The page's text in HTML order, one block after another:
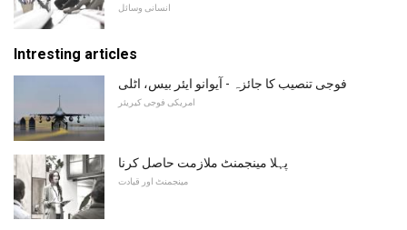
انسانی وسائل
Intresting articles
فوجی تنصیب کا جائزہ - آیوانو ایئر بیس، اٹلی
امریکی فوجی کیریئر
پہلا مینجمنٹ ملازمت حاصل کرنا
مینجمنٹ اور قیادت